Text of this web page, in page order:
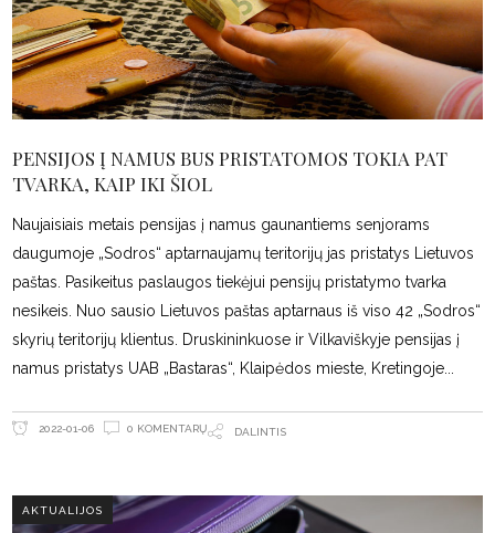
PENSIJOS Į NAMUS BUS PRISTATOMOS TOKIA PAT
TVARKA, KAIP IKI ŠIOL
Naujaisiais metais pensijas į namus gaunantiems senjorams
daugumoje „Sodros“ aptarnaujamų teritorijų jas pristatys Lietuvos
paštas. Pasikeitus paslaugos tiekėjui pensijų pristatymo tvarka
nesikeis. Nuo sausio Lietuvos paštas aptarnaus iš viso 42 „Sodros“
skyrių teritorijų klientus. Druskininkuose ir Vilkaviškyje pensijas į
namus pristatys UAB „Bastaras“, Klaipėdos mieste, Kretingoje
2022-01-06 0 KOMENTARŲ DALINTIS
AKTUALIJOS